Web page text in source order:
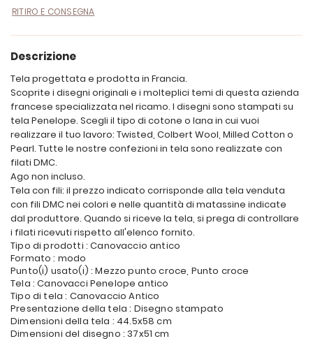
RITIRO E CONSEGNA
Descrizione
Tela progettata e prodotta in Francia.
Scoprite i disegni originali e i molteplici temi di questa azienda
francese specializzata nel ricamo. I disegni sono stampati su
tela Penelope. Scegli il tipo di cotone o lana in cui vuoi
realizzare il tuo lavoro: Twisted, Colbert Wool, Milled Cotton o
Pearl. Tutte le nostre confezioni in tela sono realizzate con
filati DMC.
Ago non incluso.
Tela con fili: il prezzo indicato corrisponde alla tela venduta
con fili DMC nei colori e nelle quantità di matassine indicate
dal produttore. Quando si riceve la tela, si prega di controllare
i filati ricevuti rispetto all'elenco fornito.
Tipo di prodotti : Canovaccio antico
Formato : modo
Punto(i) usato(i) : Mezzo punto croce, Punto croce
Tela : Canovacci Penelope antico
Tipo di tela : Canovaccio Antico
Presentazione della tela : Disegno stampato
Dimensioni della tela : 44.5x58 cm
Dimensioni del disegno : 37x51 cm